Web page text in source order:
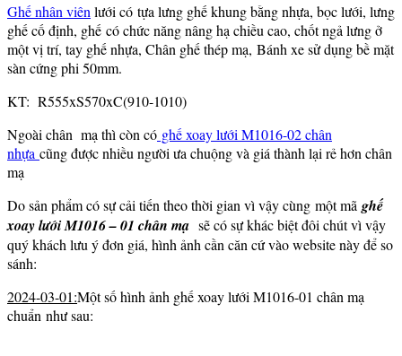
Ghế nhân viên lưới có tựa lưng ghế khung bằng nhựa, bọc lưới, lưng
ghế cố định, ghế có chức năng nâng hạ chiều cao, chốt ngả lưng ở
một vị trí, tay ghế nhựa, Chân ghế thép mạ, Bánh xe sử dụng bề mặt
sàn cứng phi 50mm.
KT: R555xS570xC(910-1010)
Ngoài chân mạ thì còn có ghế xoay lưới M1016-02 chân
nhựa cũng được nhiều người ưa chuộng và giá thành lại rẻ hơn chân
mạ
Do sản phẩm có sự cải tiến theo thời gian vì vậy cùng một mã ghế
xoay lưới M1016 – 01 chân mạ sẽ có sự khác biệt đôi chút vì vậy
quý khách lưu ý đơn giá, hình ảnh cần căn cứ vào website này để so
sánh:
2024-03-01:Một số hình ảnh ghế xoay lưới M1016-01 chân mạ
chuẩn như sau: